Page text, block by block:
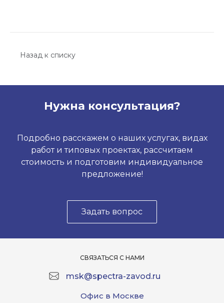
Назад к списку
Нужна консультация?
Подробно расскажем о наших услугах, видах
работ и типовых проектах, рассчитаем
стоимость и подготовим индивидуальное
предложение!
Задать вопрос
СВЯЗАТЬСЯ С НАМИ
msk@spectra-zavod.ru
Офис в Москве